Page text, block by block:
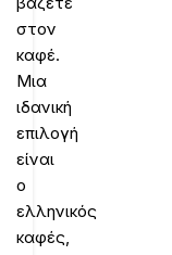
στον
καφέ.
Μια
ιδανική
επιλογή
είναι
ο
ελληνικός
καφές,